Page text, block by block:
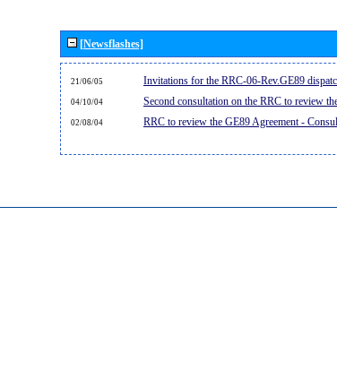
[Newsflashes]
21/06/05 Invitations for the RRC-06-Rev.GE89
04/10/04 Second consultation on the RRC to review
02/08/04 RRC to review the GE89 Agreement -